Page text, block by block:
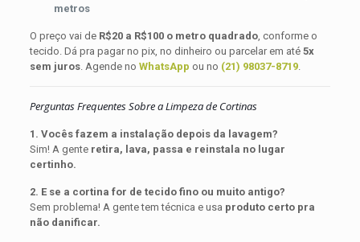
metros
O preço vai de R$20 a R$100 o metro quadrado, conforme o
tecido. Dá pra pagar no pix, no dinheiro ou parcelar em até 5x
sem juros. Agende no WhatsApp ou no (21) 98037-8719.
Perguntas Frequentes Sobre a Limpeza de Cortinas
1. Vocês fazem a instalação depois da lavagem?
Sim! A gente retira, lava, passa e reinstala no lugar
certinho.
2. E se a cortina for de tecido fino ou muito antigo?
Sem problema! A gente tem técnica e usa produto certo pra
não danificar.